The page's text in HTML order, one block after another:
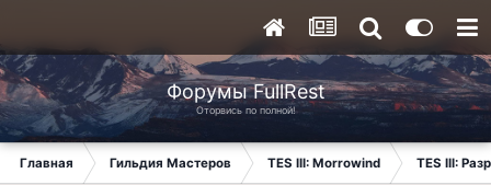
Форумы FullRest
Оторвись по полной!
Главная Гильдия Мастеров TES III: Morrowind TES III: